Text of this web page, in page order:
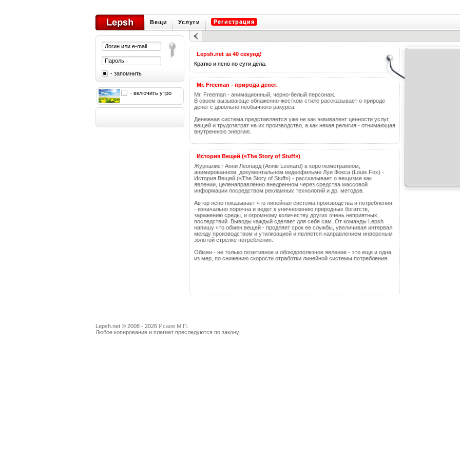
Вещи Услуги Регистрация
Lepsh.net за 40 секунд!
Кратко и ясно по сути дела.
Mr. Freeman - природа денег.
Mr. Freeman - анимационный, черно-белый персонаж.
В своем вызывающе обнаженно-жестком стиле рассказывает о природе
денег с довольно необычного ракурса.
Денежная система представляется уже не как эквивалент ценности услуг,
вещей и трудозатрат на их производство, а как некая религия - отнимающая
внутреннюю энергию.
История Вещей («The Story of Stuff»)
Журналист Анни Леонард (Annie Leonard) в короткометражном,
анимированном, документальном видеофильме Луи Фокса (Louis Fox) -
История Вещей («The Story of Stuff») - рассказывает о вещизме как
явлении, целенаправленно внедренном через средства массовой
информации посредством рекламных технологий и др. методов.
Автор ясно показывает что линейная система производства и потребления
- изначально порочна и ведет к уничножению природных богатств,
заражению среды, и огромному количеству других очень неприятных
последствий. Выводы каждый сделает для себя сам. От команды Lepsh
напишу что обмен вещей - продляет срок ее службы, увеличивая интервал
между производством и утилизацией и является направлением инверсным
золотой стрелке потребления.
Обмен - не только позитивное и обоюдополезное явление - это еще и одна
из мер, по снижению скорости отработки линейной системы потребления.
- запомнить
- включить утро
Lepsh.net © 2008 - 2026 Исаев М.П.
Любое копирование и плагиат преследуются по закону.